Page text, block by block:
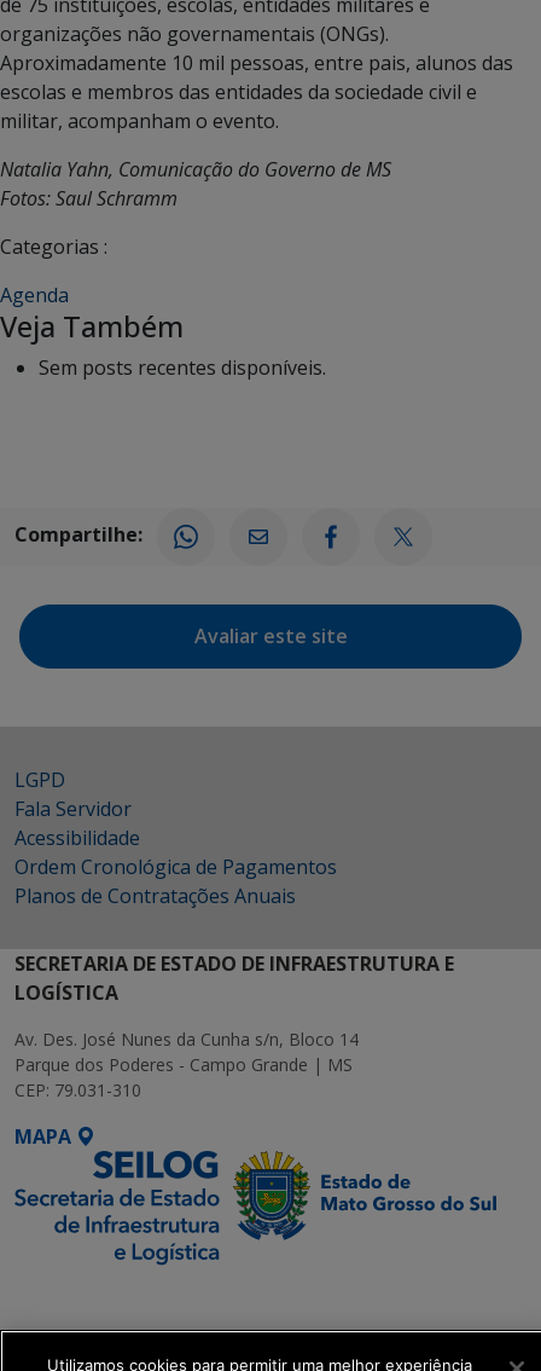
organizações não governamentais (ONGs).
Aproximadamente 10 mil pessoas, entre pais, alunos das
escolas e membros das entidades da sociedade civil e
militar, acompanham o evento.
Natalia Yahn, Comunicação do Governo de MS
Fotos: Saul Schramm
Categorias :
Agenda
Veja Também
Sem posts recentes disponíveis.
Compartilhe:
Avaliar este site
LGPD
Fala Servidor
Acessibilidade
Ordem Cronológica de Pagamentos
Planos de Contratações Anuais
SECRETARIA DE ESTADO DE INFRAESTRUTURA E
LOGÍSTICA
Av. Des. José Nunes da Cunha s/n, Bloco 14
Parque dos Poderes - Campo Grande | MS
CEP: 79.031-310
MAPA
Executiva de
Transformação Digital
Utilizamos cookies para permitir uma melhor experiência